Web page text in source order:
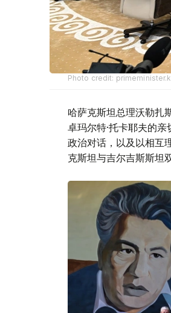
Photo credit:
哈萨克斯坦总理沃勒扎
卓玛尔特·托卡耶夫的
政治对话，以及以相互
克斯坦与吉尔吉斯斯坦